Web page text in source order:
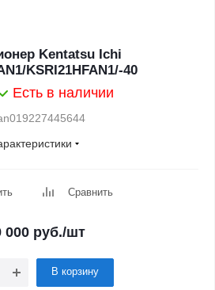
Kentatsu Ichi
KSRI21HFAN1/-40
Есть в наличии
Сравнить
000руб./шт
В корзину